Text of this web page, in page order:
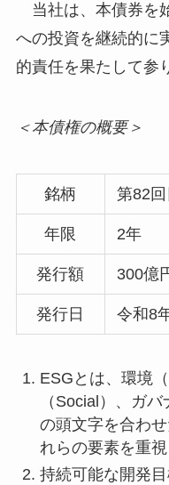
当社は、本債券を
への投資を継続的に
的責任を果たして参
＜本債権の概要＞
銘柄 第82
年限 2年
発行額 300億
発行日 令和8
ESGとは、環境
（Social）、ガ
の頭文字を合わ
れらの要素を重
持続可能な開発